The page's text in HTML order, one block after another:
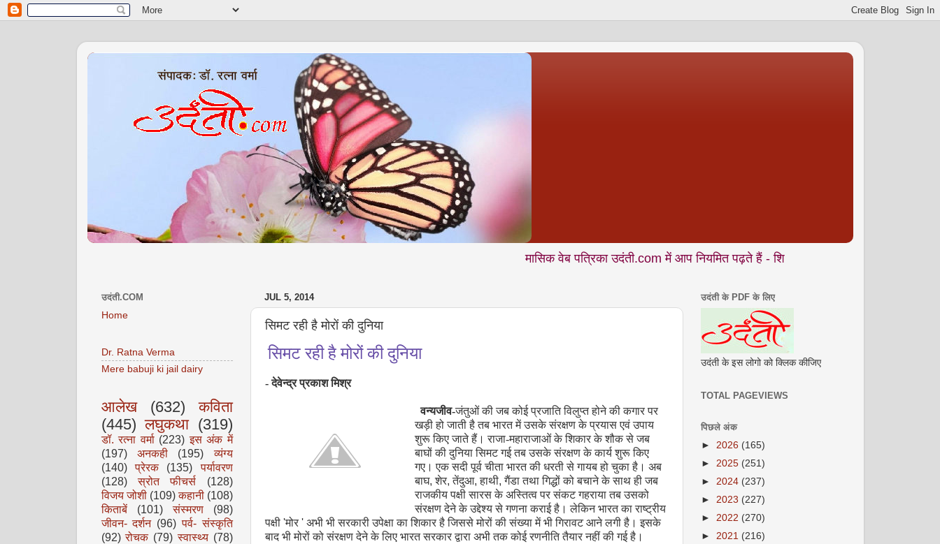
मासिक वेब पत्रिका उदंती.com में आप नियमित पढ़ते हैं - शिक्षा • समाज • कला- संस्कृति • पर्यावरण
JUL 5, 2014
सिमट रही है मोरों की दुनिया
सिमट रही है मोरों की दुनिया
- देवेन्द्र प्रकाश मिश्र
वन्यजीव-जंतुओं की जब कोई प्रजाति विलुप्त होने की कगार पर
खड़ी हो जाती है तब भारत में उसके संरक्षण के प्रयास एवं उपाय
शुरू किए जाते हैं। राजा-महाराजाओं के शिकार के शौक से जब
बाघों की दुनिया सिमट गई तब उसके संरक्षण के कार्य शुरू किए
गए। एक सदी पूर्व चीता भारत की धरती से गायब हो चुका है। अब
बाघ,शेर,तेंदुआ,हाथी,गैंडा तथा गिद्धों को बचाने के साथ ही जब
राजकीय पक्षी सारस के अस्तित्व पर संकट गहराया तब उसको
संरक्षण देने के उद्देश्य से गणना कराई है। लेकिन भारत का राष्ट्रीय
पक्षी 'मोर ' अभी भी सरकारी उपेक्षा का शिकार है जिससे मोरों की संख्या में भी गिरावट आने लगी है। इसके
बाद भी मोरों को संरक्षण देने के लिए भारत सरकार द्वारा अभी तक कोई रणनीति तैयार नहीं की गई है।
उदंती.COM
Home
Dr. Ratna Verma
Mere babuji ki jail dairy
आलेख (632)
कविता
(445) लघुकथा (319)
डॉ. रत्ना वर्मा (223) इस अंक में
(197)
अनकही (195)
व्यंग्य
(140)
प्रेरक (135)
पर्यावरण
(128)
स्रोत फीचर्स
(128)
विजय जोशी (109) कहानी (108)
किताबें
(101) संस्मरण
(98)
जीवन- दर्शन (96) पर्व- संस्कृति
(92) रोचक (79) स्वास्थ्य (78)
उदंती के PDF के लिए
उदंती के इस लोगो को क्लिक कीजिए
TOTAL PAGEVIEWS
पिछले अंक
► 2026 (165)
► 2025 (251)
► 2024 (237)
► 2023 (227)
► 2022 (270)
► 2021 (216)